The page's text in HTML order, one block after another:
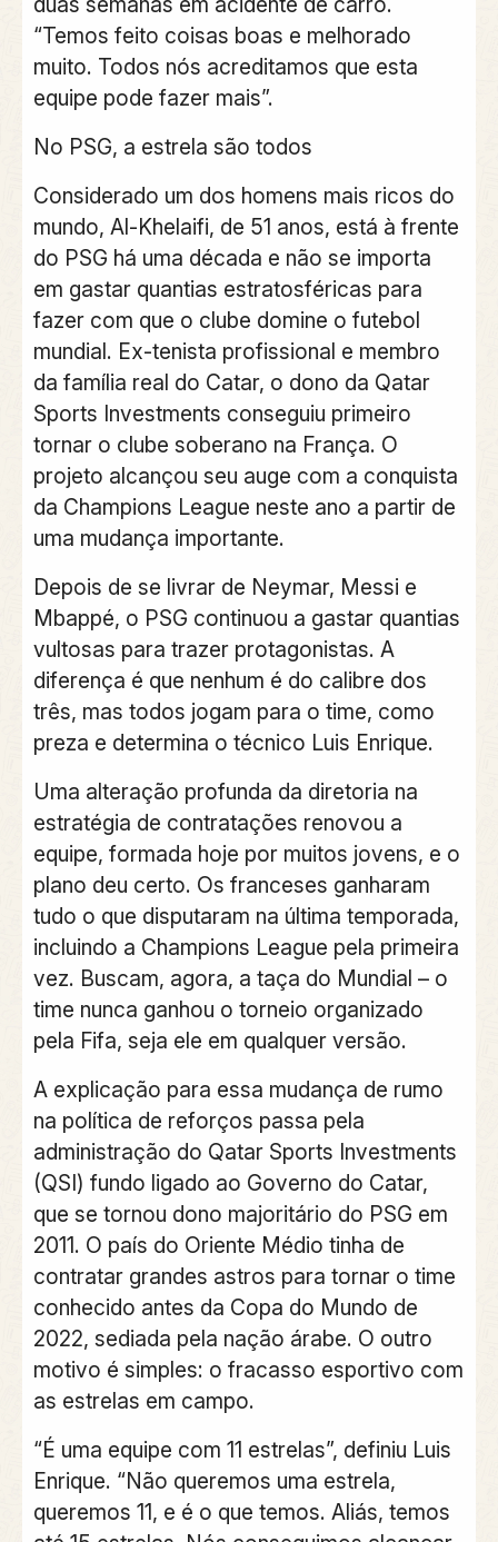
“Temos feito coisas boas e melhorado
muito. Todos nós acreditamos que esta
equipe pode fazer mais”.
No PSG, a estrela são todos
Considerado um dos homens mais ricos do
mundo, Al-Khelaifi, de 51 anos, está à frente
do PSG há uma década e não se importa
em gastar quantias estratosféricas para
fazer com que o clube domine o futebol
mundial. Ex-tenista profissional e membro
da família real do Catar, o dono da Qatar
Sports Investments conseguiu primeiro
tornar o clube soberano na França. O
projeto alcançou seu auge com a conquista
da Champions League neste ano a partir de
uma mudança importante.
Depois de se livrar de Neymar, Messi e
Mbappé, o PSG continuou a gastar quantias
vultosas para trazer protagonistas. A
diferença é que nenhum é do calibre dos
três, mas todos jogam para o time, como
preza e determina o técnico Luis Enrique.
Uma alteração profunda da diretoria na
estratégia de contratações renovou a
equipe, formada hoje por muitos jovens, e o
plano deu certo. Os franceses ganharam
tudo o que disputaram na última temporada,
incluindo a Champions League pela primeira
vez. Buscam, agora, a taça do Mundial – o
time nunca ganhou o torneio organizado
pela Fifa, seja ele em qualquer versão.
A explicação para essa mudança de rumo
na política de reforços passa pela
administração do Qatar Sports Investments
(QSI) fundo ligado ao Governo do Catar,
que se tornou dono majoritário do PSG em
2011. O país do Oriente Médio tinha de
contratar grandes astros para tornar o time
conhecido antes da Copa do Mundo de
2022, sediada pela nação árabe. O outro
motivo é simples: o fracasso esportivo com
as estrelas em campo.
“É uma equipe com 11 estrelas”, definiu Luis
Enrique. “Não queremos uma estrela,
queremos 11, e é o que temos. Aliás, temos